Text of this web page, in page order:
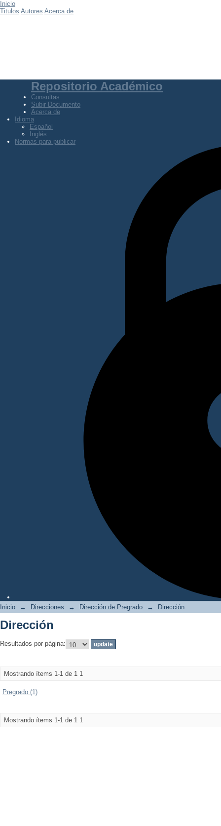
Inicio
Titulos Autores Acerca de
Repositorio Académico
Consultas
Subir Documento
Acerca de
Idioma
Español
Inglés
Normas para publicar
Inicio → Direcciones → Dirección de Pregrado → Dirección
Dirección
Resultados por página:
Mostrando ítems 1-1 de 1 1
Pregrado (1)
Mostrando ítems 1-1 de 1 1